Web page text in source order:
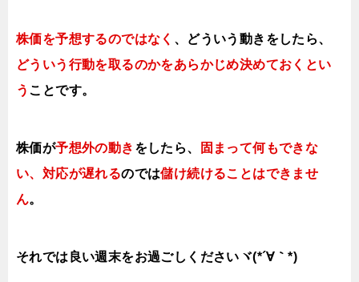
株価を予想するのではなく 、どういう動きをしたら、
どういう行動を取るのかをあらかじめ決めておくとい
う ことです。
株価が予想外の動き をしたら、
固まって何もできな
い、対応が遅れるのでは儲け続けることはできませ
ん。
それでは良い週末をお過ごしくださいヾ(*´∀｀*)